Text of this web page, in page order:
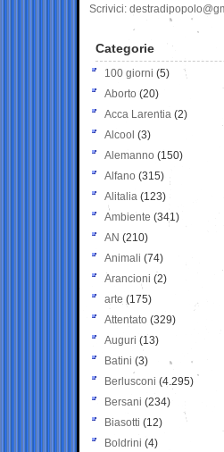
Scrivici:
Categorie
100 giorni (5)
Aborto (20)
Acca Larentia (2)
Alcool (3)
Alemanno (150)
Alfano (315)
Alitalia (123)
Ambiente (341)
AN (210)
Animali (74)
Arancioni (2)
arte (175)
Attentato (329)
Auguri (13)
Batini (3)
Berlusconi (4.295)
Bersani (234)
Biasotti (12)
Boldrini (4)